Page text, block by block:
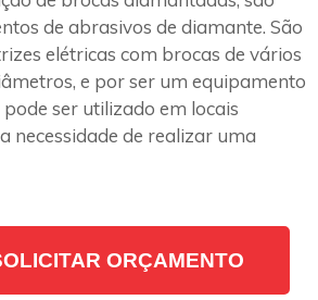
de abrasivos de diamante. São
elétricas com brocas de vários
e por ser um equipamento
ser utilizado em locais
necessidade de realizar uma
ORÇAMENTO